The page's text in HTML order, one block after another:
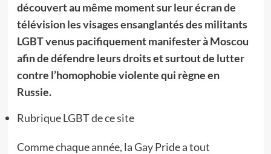
découvert au même moment sur leur écran de
télévision les visages ensanglantés des militants
LGBT venus pacifiquement manifester à Moscou
afin de défendre leurs droits et surtout de lutter
contre l’homophobie violente qui règne en
Russie.
Rubrique LGBT de ce site
Comme chaque année, la Gay Pride a tout